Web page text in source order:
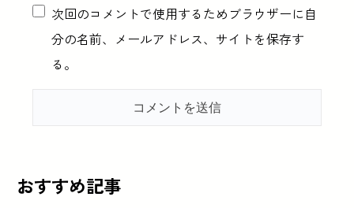
次回のコメントで使用するためブラウザーに自
分の名前、メールアドレス、サイトを保存す
る。
おすすめ記事